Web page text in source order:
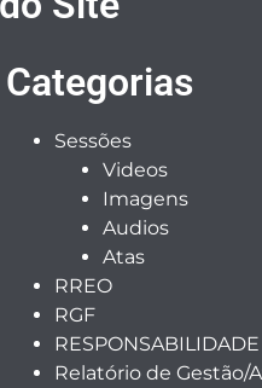
Categorias
Sessões
Videos
Imagens
Audios
Atas
RREO
RGF
RESPONSABILIDADE
Relatório de Gestão/